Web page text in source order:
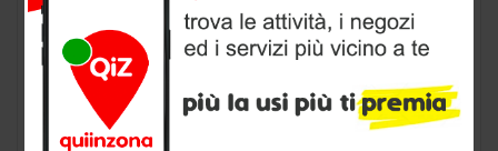
negozio animalia Parma, provincia
di Parma